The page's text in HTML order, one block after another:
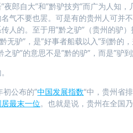
夜郎自大”和”黔驴技穷”而广为人知
气不要也罢。可是有的贵州人可并
人的。至于用”黔之驴”（贵州的驴
无驴”，是”好事者船载以入”到黔的
驴”的意思不是”黔的驴”，而是”驴
公布的”中国发展指数“中，贵州省
最末一位。也就是说，贵州在全国